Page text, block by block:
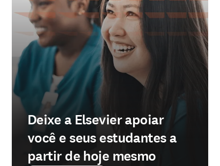
Deixe a Elsevier apoiar
você e seus estudantes a
partir de hoje mesmo